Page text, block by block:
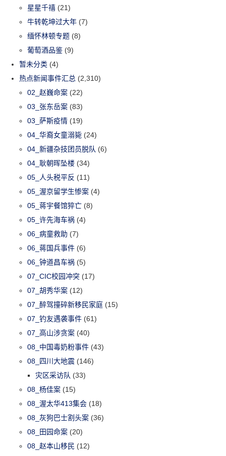
星星千禧 (21)
牛转乾坤过大年 (7)
缅怀林顿专题 (8)
葡萄酒品鉴 (9)
暂未分类 (4)
热点新闻事件汇总 (2,310)
02_赵巍命案 (22)
03_张东岳案 (83)
03_萨斯疫情 (19)
04_华裔女童溺毙 (24)
04_新疆杂技团员脱队 (6)
04_耿朝晖坠楼 (34)
05_人头税平反 (11)
05_渥京留学生惨案 (4)
05_蒋宇餐馆猝亡 (8)
05_许先海车祸 (4)
06_病童救助 (7)
06_蒋国兵事件 (6)
06_钟道昌车祸 (5)
07_CIC校园冲突 (17)
07_胡秀华案 (12)
07_醉驾撞碎新移民家庭 (15)
07_钓友遇袭事件 (61)
07_高山涉贪案 (40)
08_中国毒奶粉事件 (43)
08_四川大地震 (146)
灾区采访队 (33)
08_杨佳案 (15)
08_渥太华413集会 (18)
08_灰狗巴士割头案 (36)
08_田园命案 (20)
08_赵本山移民 (12)